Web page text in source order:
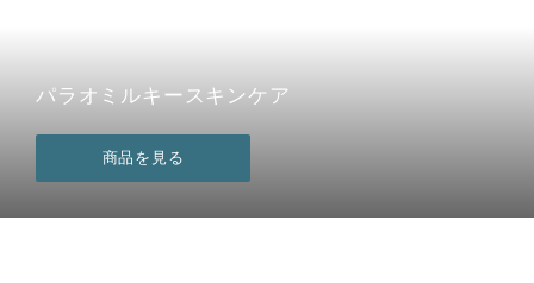
パラオミルキースキンケア
商品を見る